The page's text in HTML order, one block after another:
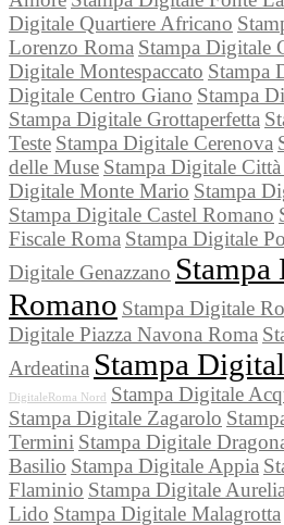
Digitale Quartiere Africano
Lorenzo Roma Stampa Digitale
Digitale Montespaccato Stampa
Digitale Centro Giano Stampa
Stampa Digitale Grottaperfetta
Teste Stampa Digitale Cerenova
delle Muse Stampa Digitale
Digitale Monte Mario Stampa
Stampa Digitale Castel Romano
Fiscale Roma Stampa Digitale
Digitale Genazzano
Romano Stampa Digitale
Digitale Piazza Navona Roma
Ardeatina Stampa
DigitaleRoma Nord
Stampa Digitale
Stampa Digitale Zagarolo
Termini Stampa Digitale
Basilio Stampa Digitale Appia
Flaminio Stampa Digitale
Lido Stampa Digitale Malagrotta